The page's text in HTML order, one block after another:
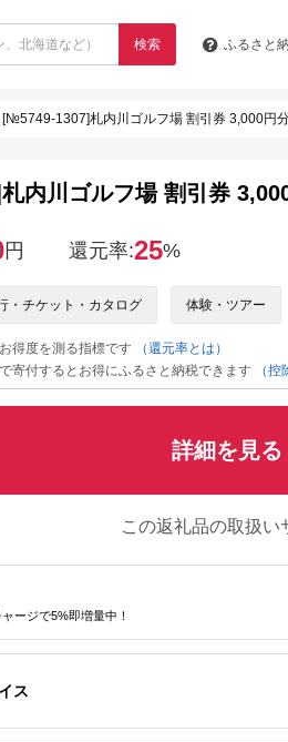
検索 ふるさと
[№5749-1307]札内川ゴルフ場 割引券 3,000円
内川ゴルフ場 割引券
円 還元率:25%
・チケット・カタログ 体験・ツアー
得度を測る指標です
（還元率とは）
寄付するとお得にふるさと納税できます
（
詳細を見る
この返礼品の取扱い
ージで5%即増量中！
ス